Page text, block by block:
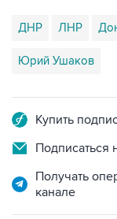
ДНР ЛНР
Юрий Ушаков
Купить
Подписаться
Получать
канале